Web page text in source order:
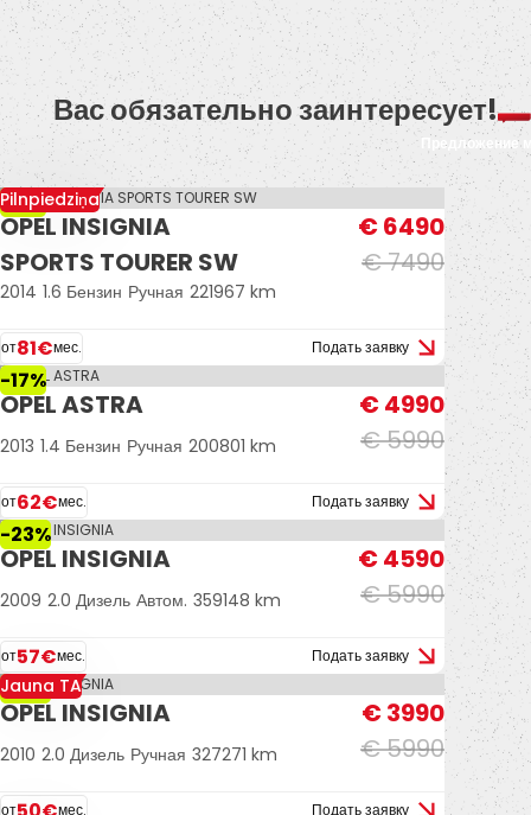
Вас обязательно заинтересует!
Предложение
-13%
Pilnpiedziņa
OPEL INSIGNIA
SPORTS TOURER SW
€ 7490
€ 6490
2014 1.6 Бензин Ручная 221967 km
от81€мес. Подать заявку
-17%
OPEL ASTRA
€ 5990
€ 4990
2013 1.4 Бензин Ручная 200801 km
от62€мес. Подать заявку
-23%
OPEL INSIGNIA
€ 5990
€ 4590
2009 2.0 Дизель Автом. 359148 km
от57€мес. Подать заявку
-33%
Jauna TA
OPEL INSIGNIA
€ 5990
€ 3990
2010 2.0 Дизель Ручная 327271 km
от мес. Подать заявку